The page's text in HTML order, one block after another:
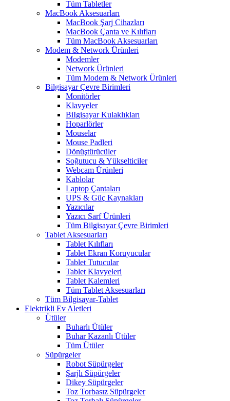
Tüm Tabletler
MacBook Aksesuarları
MacBook Şarj Cihazları
MacBook Çanta ve Kılıfları
Tüm MacBook Aksesuarları
Modem & Network Ürünleri
Modemler
Network Ürünleri
Tüm Modem & Network Ürünleri
Bilgisayar Çevre Birimleri
Monitörler
Klavyeler
BiIgisayar Kulaklıkları
Hoparlörler
Mouselar
Mouse Padleri
Dönüştürücüler
Soğutucu & Yükselticiler
Webcam Ürünleri
Kablolar
Laptop Çantaları
UPS & Güç Kaynakları
Yazıcılar
Yazıcı Sarf Ürünleri
Tüm Bilgisayar Çevre Birimleri
Tablet Aksesuarları
Tablet Kılıfları
Tablet Ekran Koruyucular
Tablet Tutucular
Tablet Klavyeleri
Tablet Kalemleri
Tüm Tablet Aksesuarları
Tüm Bilgisayar-Tablet
Elektrikli Ev Aletleri
Ütüler
Buharlı Ütüler
Buhar Kazanlı Ütüler
Tüm Ütüler
Süpürgeler
Robot Süpürgeler
Şarjlı Süpürgeler
Dikey Süpürgeler
Toz Torbasız Süpürgeler